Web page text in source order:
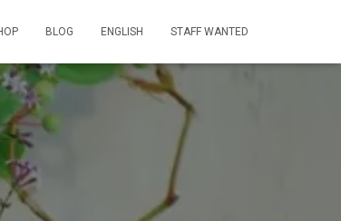
BLOG ENGLISH STAFF WANTED